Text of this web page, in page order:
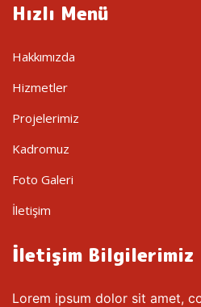
Hızlı Menü
Hakkımızda
Hizmetler
Projelerimiz
Kadromuz
Foto Galeri
İletişim
İletişim Bilgilerimiz
Lorem ipsum dolor sit amet,